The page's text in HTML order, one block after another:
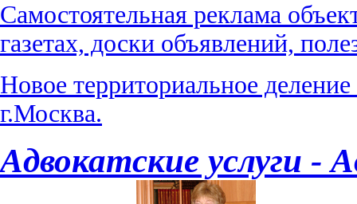
Самостоятельная реклама
газетах, доски объявлений,
Новое территориальное
г.Москва.
Адвокатские услуги -